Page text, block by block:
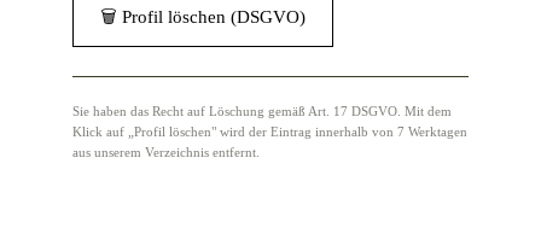
🗑 Profil löschen (DSGVO)
Sie haben das Recht auf Löschung gemäß Art. 17 DSGVO. Mit dem
Klick auf „Profil löschen" wird der Eintrag innerhalb von 7 Werktagen
aus unserem Verzeichnis entfernt.